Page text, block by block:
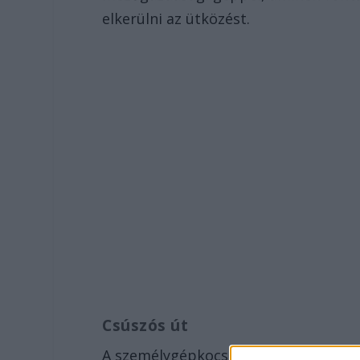
elkerülni az ütközést.
Csúszós út
A személygépkocsiban egyedül